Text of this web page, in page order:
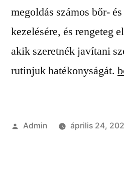
megoldás számos bőr-
kezelésére, és rengeteg
akik szeretnék javítani
rutinjuk hatékonyságát.
Szerző:
Admin április 24,